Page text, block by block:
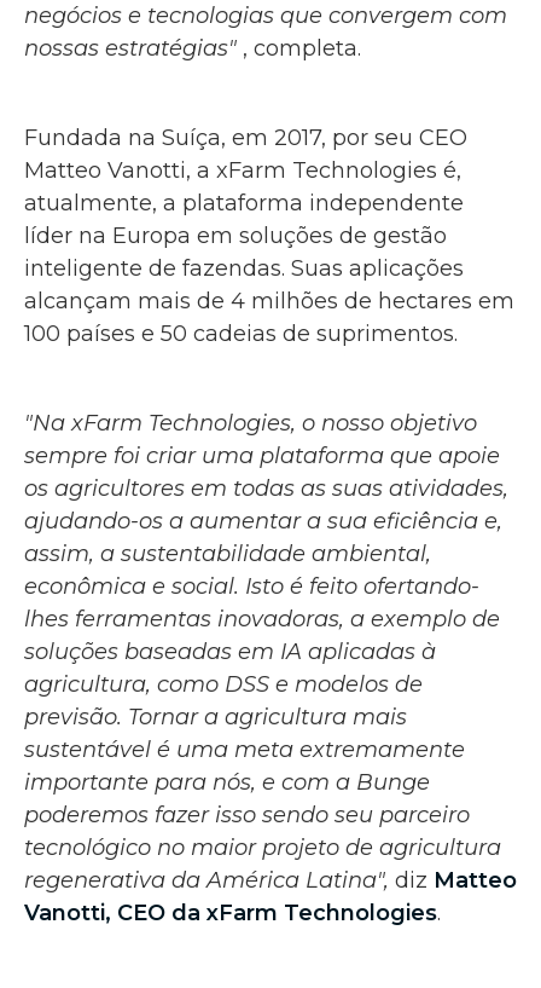
negócios e tecnologias que convergem com
nossas estratégias" , completa.
Fundada na Suíça, em 2017, por seu CEO
Matteo Vanotti, a xFarm Technologies é,
atualmente, a plataforma independente
líder na Europa em soluções de gestão
inteligente de fazendas. Suas aplicações
alcançam mais de 4 milhões de hectares em
100 países e 50 cadeias de suprimentos.
"Na xFarm Technologies, o nosso objetivo
sempre foi criar uma plataforma que apoie
os agricultores em todas as suas atividades,
ajudando-os a aumentar a sua eficiência e,
assim, a sustentabilidade ambiental,
econômica e social. Isto é feito ofertando-
lhes ferramentas inovadoras, a exemplo de
soluções baseadas em IA aplicadas à
agricultura, como DSS e modelos de
previsão. Tornar a agricultura mais
sustentável é uma meta extremamente
importante para nós, e com a Bunge
poderemos fazer isso sendo seu parceiro
tecnológico no maior projeto de agricultura
regenerativa da América Latina", diz Matteo
Vanotti, CEO da xFarm Technologies.